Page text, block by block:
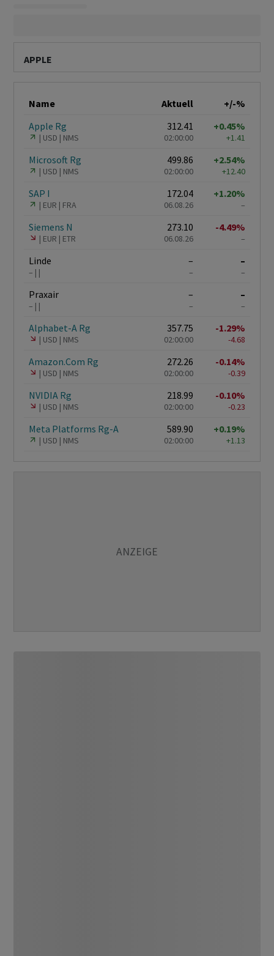
APPLE
Name Aktuell
+/-%
Apple Rg
USD NMS
312.41
02:00:00
+0.45%
+1.41
Microsoft Rg
USD NMS
499.86
02:00:00
+2.54%
+12.40
SAP I
EUR FRA
172.04
06.08.26
+1.20%
–
Siemens N
EUR ETR
273.10
06.08.26
-4.49%
–
Linde
–
–
–
–
–
Praxair
–
–
–
–
–
Alphabet-A Rg
USD NMS
357.75
02:00:00
-1.29%
-4.68
Amazon.Com Rg
USD NMS
272.26
02:00:00
-0.14%
-0.39
NVIDIA Rg
USD NMS
218.99
02:00:00
-0.10%
-0.23
Meta Platforms Rg-A
USD NMS
589.90
02:00:00
+0.19%
+1.13